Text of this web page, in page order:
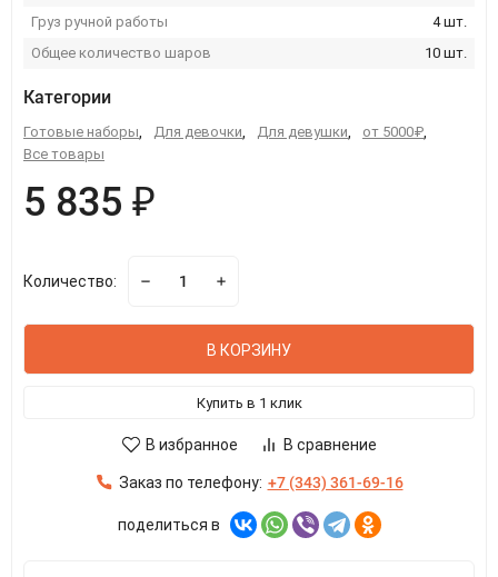
Груз ручной работы
4 шт.
Общее количество шаров
10 шт.
Категории
Готовые наборы, Для девочки, Для девушки, от 5000₽,
Все товары
5 835 ₽
Количество:
В КОРЗИНУ
Купить в 1 клик
В избранное В сравнение
Заказ по телефону: +7 (343) 361-69-16
поделиться в